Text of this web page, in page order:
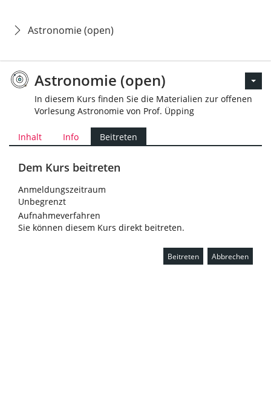
Astronomie (open)
Astronomie (open)
In diesem Kurs finden Sie die Materialien zur offenen
Vorlesung Astronomie von Prof. Üpping
Inhalt Info Beitreten
Dem Kurs beitreten
Anmeldungszeitraum
Unbegrenzt
Aufnahmeverfahren
Sie können diesem Kurs direkt beitreten.